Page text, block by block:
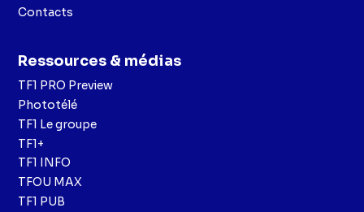
Contacts
Ressources & médias
TF1 PRO Preview
Phototélé
TF1 Le groupe
TF1+
TF1 INFO
TFOU MAX
TF1 PUB